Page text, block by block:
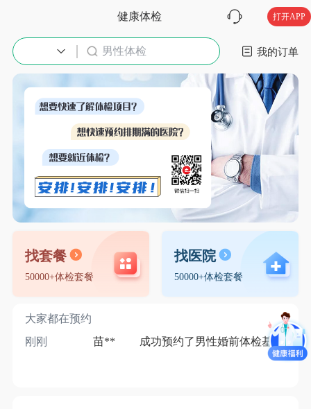
健康体检 打开APP
男性体检 入职体检 我的订单
找套餐
50000+体检套餐
找医院
50000+体检套餐
大家都在预约
刚刚
苗** 成功预约了男性婚前体检基础套餐 1分